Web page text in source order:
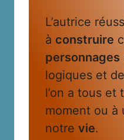
L’autrice
à construire
personnages
logiques et de
l’on a tous et
moment ou à
notre vie.